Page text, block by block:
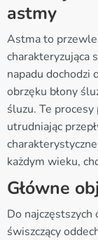
astmy
Astma to
charakteryzująca
napadu dochodzi
obrzęku błony
śluzu. Te
utrudniając
każdym wieku,
Główne
Do najczęstszych
świszczący